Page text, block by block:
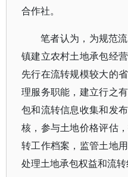
合作社。
笔者认为，为规范
镇建立农村土地承包经
先行在流转规模较大的
理服务职能，建立行之
包和流转信息收集和发
核，参与土地价格评估
转工作档案，监管土地
处理土地承包权益和流转